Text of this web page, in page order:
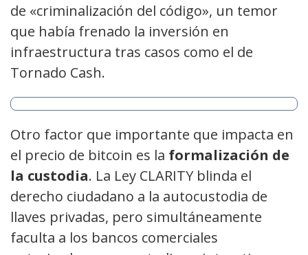
de «criminalización del código», un temor
que había frenado la inversión en
infraestructura tras casos como el de
Tornado Cash.
Otro factor que importante que impacta en
el precio de bitcoin es la formalización de
la custodia. La Ley CLARITY blinda el
derecho ciudadano a la autocustodia de
llaves privadas, pero simultáneamente
faculta a los bancos comerciales